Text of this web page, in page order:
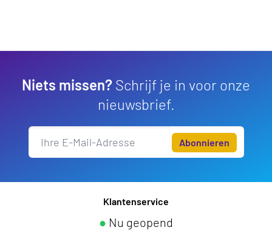
Niets missen? Schrijf je in voor onze
nieuwsbrief.
Abonnieren
Klantenservice
● Nu geopend